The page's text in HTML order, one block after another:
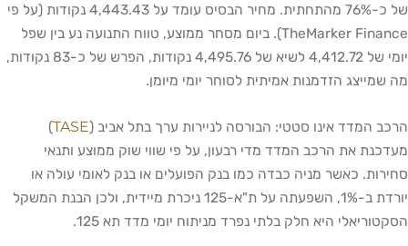
של כ-76% מהתחתית. מחיר הבסיס עומד על 4,443.43 נקודות (על פי
TheMarker Finance). ביום מסחר ממוצע, טווח התנועה נע בין שפל
יומי של 4,412.72 לשיא של 4,495.76 נקודות, הפרש של כ-83 נקודות,
מה שמייצג הזדמנות אמיתית לסוחר יומי מיומן.
הרכב המדד אינו סטטי: הבורסה לניירות ערך בתל אביב (TASE
)
מעדכנת את הרכב המדד מדי רבעון, על פי שווי שוק ממוצע ותנאי
סחירות. כאשר מניה כבדה כמו בנק הפועלים או בנק לאומי עולה או
יורדת ב-1%, השפעתה על ת"א-125 ניכרת מיידית, ולכן הבנת המשקל
הסקטוריאלי היא חלק בלתי נפרד מניתוח יומי מדד תא 125.